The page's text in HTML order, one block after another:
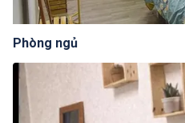
Phòng ngủ